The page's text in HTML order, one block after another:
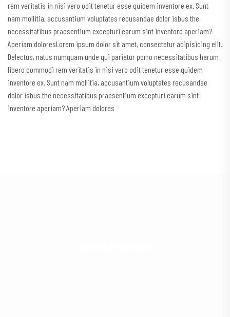
rem veritatis in nisi vero odit tenetur esse quidem inventore ex. Sunt
nam mollitia, accusantium voluptates recusandae dolor isbus the
necessitatibus praesentium excepturi earum sint inventore aperiam?
Aperiam doloresLorem ipsum dolor sit amet, consectetur adipisicing elit.
Delectus, natus numquam unde qui pariatur porro necessitatibus harum
libero commodi rem veritatis in nisi vero odit tenetur esse quidem
inventore ex. Sunt nam mollitia, accusantium voluptates recusandae
dolor isbus the necessitatibus praesentium excepturi earum sint
inventore aperiam? Aperiam dolores